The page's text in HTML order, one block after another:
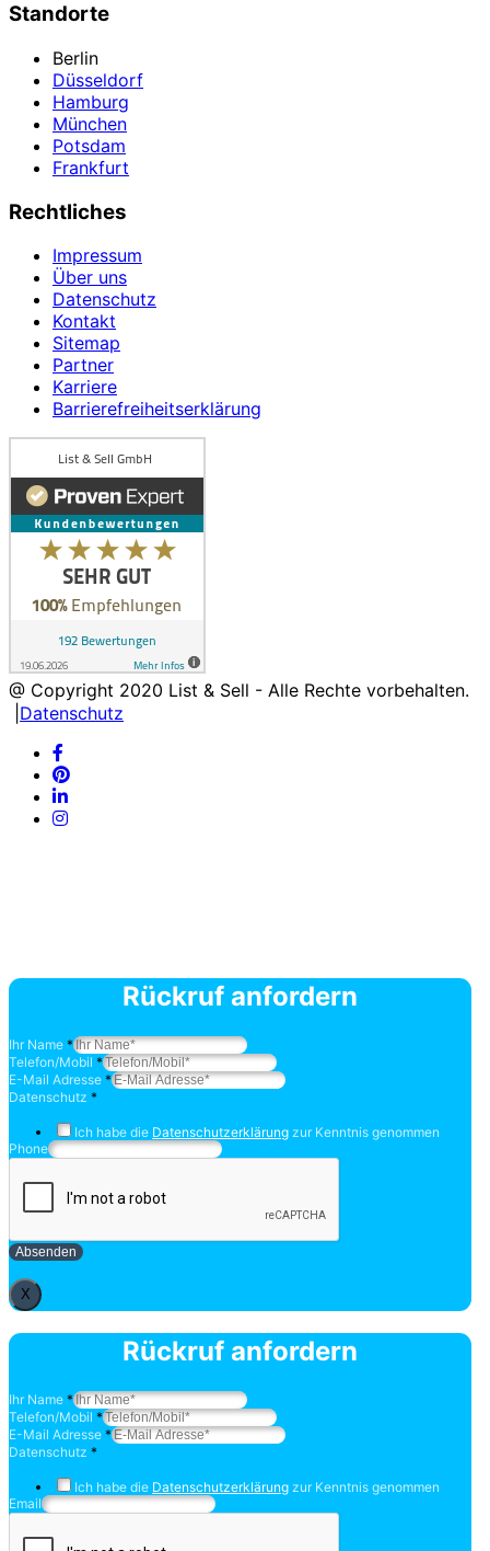
Standorte
Berlin
Düsseldorf
Hamburg
München
Potsdam
Frankfurt
Rechtliches
Impressum
Über uns
Datenschutz
Kontakt
Sitemap
Partner
Karriere
Barrierefreiheitserklärung
@ Copyright 2020 List & Sell - Alle Rechte vorbehalten.
Datenschutz
Rückruf anfordern
Ihr Name *
Telefon/Mobil *
E-Mail Adresse *
Datenschutz *
Ich habe die Datenschutzerklärung zur Kenntnis genommen
Phone
Absenden
X
Rückruf anfordern
Ihr Name *
Telefon/Mobil *
E-Mail Adresse *
Datenschutz *
Ich habe die Datenschutzerklärung zur Kenntnis genommen
Email